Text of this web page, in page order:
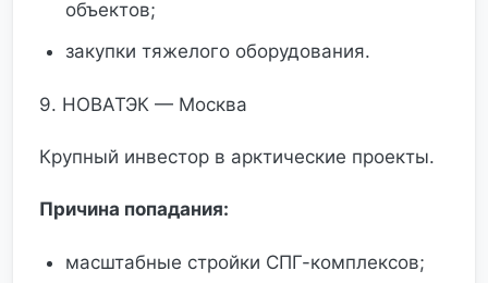
объектов;
закупки тяжелого оборудования.
9. НОВАТЭК — Москва
Крупный инвестор в арктические проекты.
Причина попадания:
масштабные стройки СПГ-комплексов;